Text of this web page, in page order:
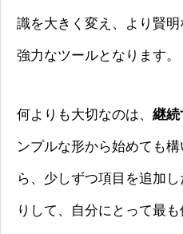
識を大きく変え、より賢
強力なツールとなります。
何よりも大切なのは、 継続
ンプルな形から始めても
ら、少しずつ項目を追加
りして、自分にとって最